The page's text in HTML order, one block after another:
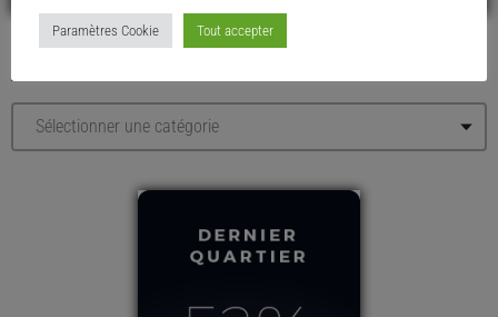
Paramètres Cookie Tout accepter